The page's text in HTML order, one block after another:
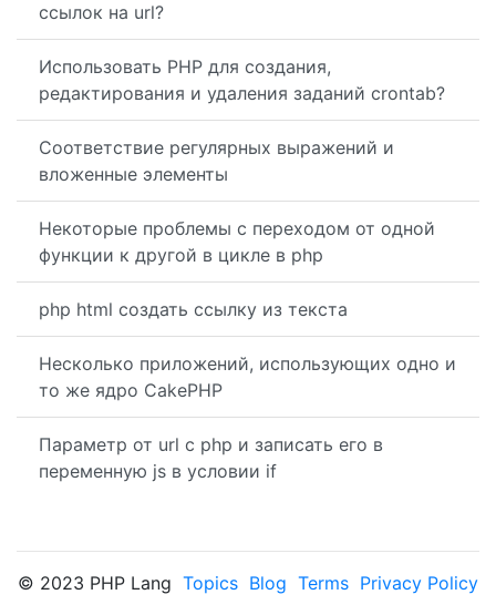
ссылок на url?
Использовать PHP для создания,
редактирования и удаления заданий crontab?
Соответствие регулярных выражений и
вложенные элементы
Некоторые проблемы с переходом от одной
функции к другой в цикле в php
php html создать ссылку из текста
Несколько приложений, использующих одно и
то же ядро ​​CakePHP
Параметр от url с php и записать его в
переменную js в условии if
© 2023 PHP Lang Topics Blog Terms Privacy Policy